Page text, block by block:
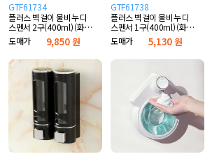
GTF61734
플러스 벽걸이 물비누 디
스펜서 2구(400ml) (화이
트)
도매가 9,850 원
GTF61738
플러스 벽걸이 물비누 디
스펜서 1구(400ml) (화이
트)
도매가 5,130 원